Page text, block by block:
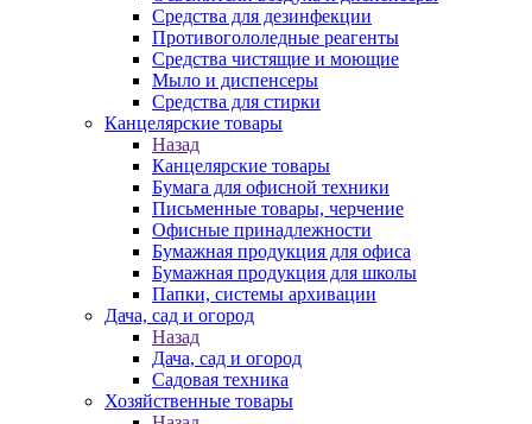
Средства для дезинфекции
Противогололедные реагенты
Средства чистящие и моющие
Мыло и диспенсеры
Средства для стирки
Канцелярские товары
Назад
Канцелярские товары
Бумага для офисной техники
Письменные товары, черчение
Офисные принадлежности
Бумажная продукция для офиса
Бумажная продукция для школы
Папки, системы архивации
Дача, сад и огород
Назад
Дача, сад и огород
Садовая техника
Хозяйственные товары